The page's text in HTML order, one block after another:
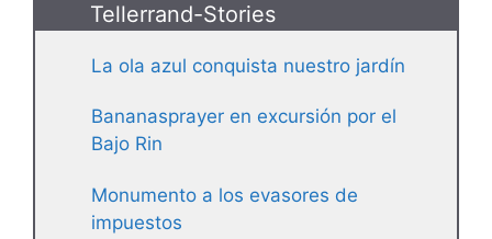
Tellerrand-Stories
La ola azul conquista nuestro jardín
Bananasprayer en excursión por el
Bajo Rin
Monumento a los evasores de
impuestos